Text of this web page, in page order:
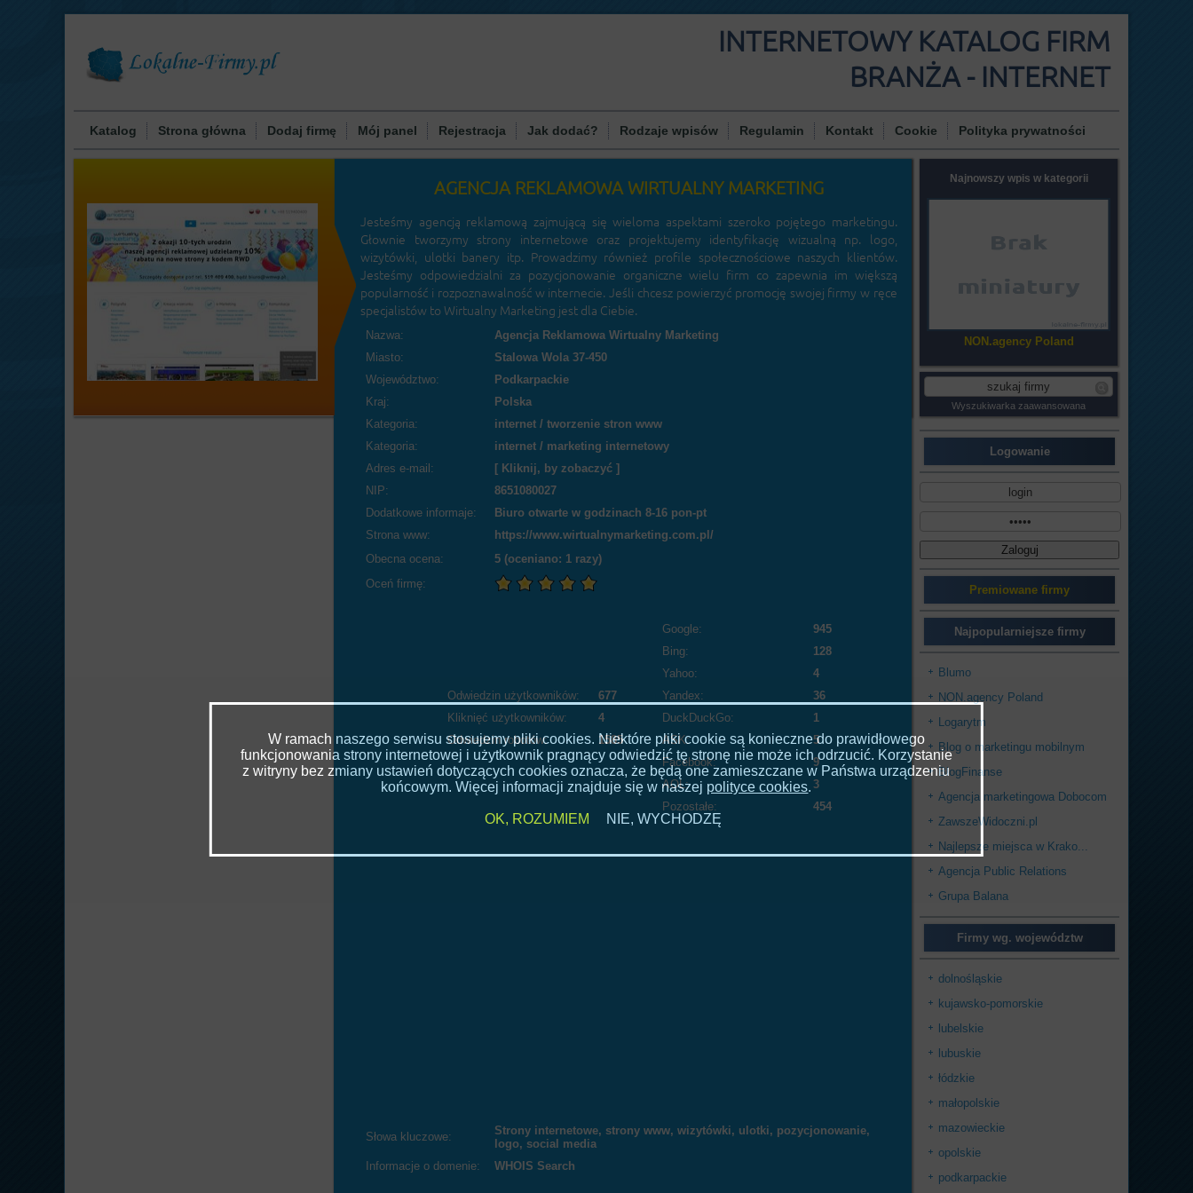
INTERNETOWY KATALOG FIRM
BRANŻA - INTERNET
Katalog Strona główna Dodaj firmę Mój panel Rejestracja Jak dodać? Rodzaje wpisów Regulamin Kontakt Cookie Polityka prywatności
AGENCJA REKLAMOWA WIRTUALNY MARKETING
Jesteśmy agencją reklamową zajmującą się wieloma aspektami szeroko pojętego marketingu.
Głownie tworzymy strony internetowe oraz projektujemy identyfikację wizualną np. logo,
wizytówki, ulotki banery itp. Prowadzimy również profile społecznościowe naszych klientów.
Jesteśmy odpowiedzialni za pozycjonowanie organiczne wielu firm co zapewnia im większą
popularność i rozpoznawalność w internecie. Jeśli chcesz powierzyć promocję swojej firmy w ręce
specjalistów to Wirtualny Marketing jest dla Ciebie.
Nazwa:
Agencja Reklamowa Wirtualny Marketing
Miasto:
Stalowa Wola 37-450
Województwo:
Podkarpackie
Kraj:
Polska
Kategoria:
internet / tworzenie stron www
Kategoria:
internet / marketing internetowy
Adres e-mail:
[ Kliknij, by zobaczyć ]
NIP:
8651080027
Dodatkowe informaje:
Biuro otwarte w godzinach 8-16 pon-pt
Strona www:
https://www.wirtualnymarketing.com.pl/
Obecna ocena:
5 (oceniano: 1 razy)
Oceń firmę:
Odwiedzin użytkowników:
677
Kliknięć użytkowników:
4
Odwiedzin robotów:
1585
Google:
945
Bing:
128
Yahoo:
4
Yandex:
36
DuckDuckGo:
1
ASK:
5
Facebook:
9
AOL:
3
Pozostałe:
454
Słowa kluczowe:
Strony internetowe, strony www, wizytówki, ulotki, pozycjonowanie,
logo, social media
Informacje o domenie:
WHOIS Search
Najnowszy wpis w kategorii
NON.agency Poland
Wyszukiwarka zaawansowana
Logowanie
Premiowane firmy
Najpopularniejsze firmy
Blumo
NON.agency Poland
Logarytm
Blog o marketingu mobilnym
BlogFinanse
Agencja marketingowa Dobocom
ZawszeWidoczni.pl
Najlepsze miejsca w Krako...
Agencja Public Relations
Grupa Balana
Firmy wg. województw
dolnośląskie
kujawsko-pomorskie
lubelskie
lubuskie
łódzkie
małopolskie
mazowieckie
opolskie
podkarpackie
W ramach naszego serwisu stosujemy pliki cookies. Niektóre pliki cookie są konieczne do prawidłowego
funkcjonowania strony internetowej i użytkownik pragnący odwiedzić tę stronę nie może ich odrzucić. Korzystanie
z witryny bez zmiany ustawień dotyczących cookies oznacza, że będą one zamieszczane w Państwa urządzeniu
końcowym. Więcej informacji znajduje się w naszej polityce cookies.
OK, ROZUMIEM NIE, WYCHODZĘ